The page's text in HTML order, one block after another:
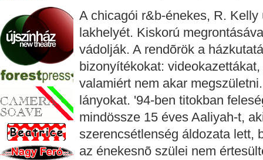
A chicagói r&b-énekes, R.
lakhelyét. Kiskorú
vádolják. A rendõrök a
bizonyítékokat:
valamiért nem akar
lányokat. '94-ben titokban
mindössze 15 éves Aaliyah-t,
szerencsétlenség áldozata lett,
az énekesnõ szülei nem